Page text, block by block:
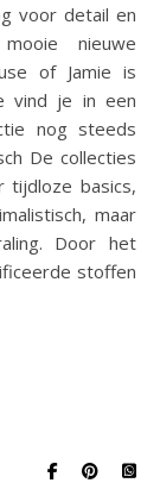
voor detail en
nieuwe
of Jamie is
vind je in een
nog steeds
De collecties
tijdloze basics,
maar
Door het
stoffen